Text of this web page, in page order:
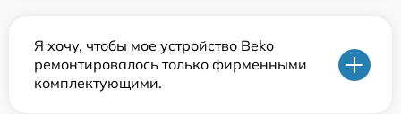
Я хочу, чтобы мое устройство Beko
ремонтировалось только фирменными
комплектующими.